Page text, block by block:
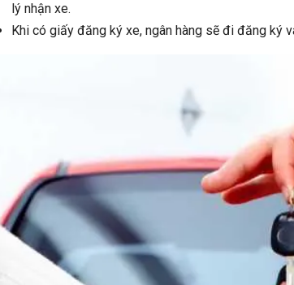
lý nhận xe.
Khi có giấy đăng ký xe, ngân hàng sẽ đi đăng ký